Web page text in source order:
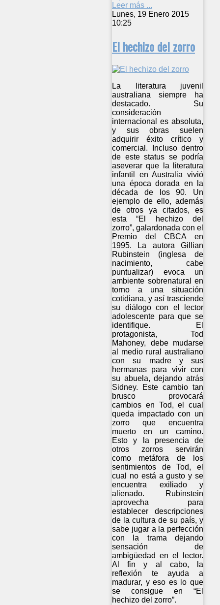
Leer más ...
Lunes, 19 Enero 2015
10:25
El hechizo del zorro
La literatura juvenil
australiana siempre ha
destacado. Su
consideración
internacional es absoluta,
y sus obras suelen
adquirir éxito crítico y
comercial. Incluso dentro
de este status se podría
aseverar que la literatura
infantil en Australia vivió
una época dorada en la
década de los 90. Un
ejemplo de ello, además
de otros ya citados, es
esta “El hechizo del
zorro”, galardonada con el
Premio del CBCA en
1995. La autora Gillian
Rubinstein (inglesa de
nacimiento, cabe
puntualizar) evoca un
ambiente sobrenatural en
torno a una situación
cotidiana, y así trasciende
su diálogo con el lector
adolescente para que se
identifique. El
protagonista, Tod
Mahoney, debe mudarse
al medio rural australiano
con su madre y sus
hermanas para vivir con
su abuela, dejando atrás
Sidney. Este cambio tan
brusco provocará
cambios en Tod, el cual
queda impactado con un
zorro que encuentra
muerto en un camino.
Esto y la presencia de
otros zorros servirán
como metáfora de los
sentimientos de Tod, el
cual no está a gusto y se
encuentra exiliado y
alienado. Rubinstein
aprovecha para
establecer descripciones
de la cultura de su país, y
sabe jugar a la perfección
con la trama dejando
sensación de
ambigüedad en el lector.
Al fin y al cabo, la
reflexión te ayuda a
madurar, y eso es lo que
se consigue en “El
hechizo del zorro”.